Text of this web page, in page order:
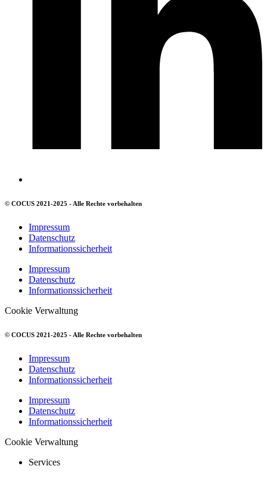
© COCUS 2021-2025 - Alle Rechte vorbehalten
Impressum
Datenschutz
Informationssicherheit
Impressum
Datenschutz
Informationssicherheit
Cookie Verwaltung
© COCUS 2021-2025 - Alle Rechte vorbehalten
Impressum
Datenschutz
Informationssicherheit
Impressum
Datenschutz
Informationssicherheit
Cookie Verwaltung
Services